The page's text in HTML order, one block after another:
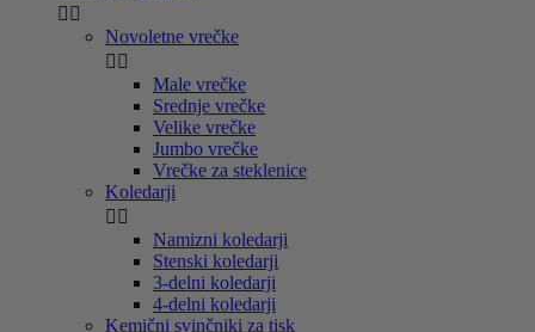
 
Novoletne vrečke
 
Male vrečke
Srednje vrečke
Velike vrečke
Jumbo vrečke
Vrečke za steklenice
Koledarji
 
Namizni koledarji
Stenski koledarji
3-delni koledarji
4-delni koledarji
Kemični svinčniki za tisk